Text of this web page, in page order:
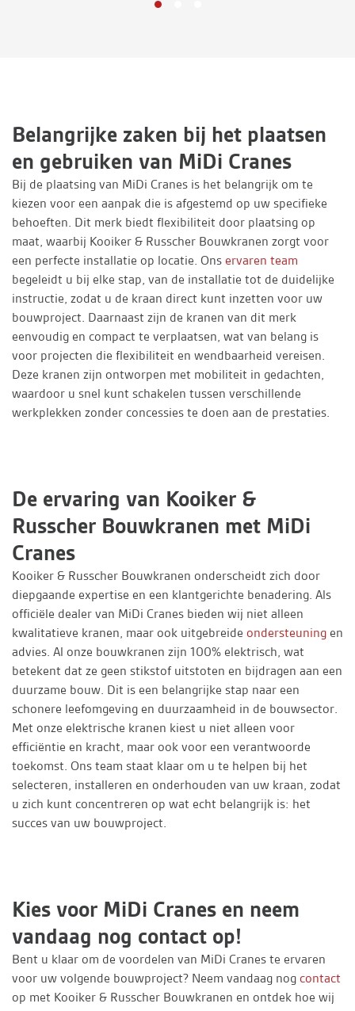
Belangrijke zaken bij het plaatsen
en gebruiken van MiDi Cranes
Bij de plaatsing van MiDi Cranes is het belangrijk om te
kiezen voor een aanpak die is afgestemd op uw specifieke
behoeften. Dit merk biedt flexibiliteit door plaatsing op
maat, waarbij Kooiker & Russcher Bouwkranen zorgt voor
een perfecte installatie op locatie. Ons ervaren team
begeleidt u bij elke stap, van de installatie tot de duidelijke
instructie, zodat u de kraan direct kunt inzetten voor uw
bouwproject. Daarnaast zijn de kranen van dit merk
eenvoudig en compact te verplaatsen, wat van belang is
voor projecten die flexibiliteit en wendbaarheid vereisen.
Deze kranen zijn ontworpen met mobiliteit in gedachten,
waardoor u snel kunt schakelen tussen verschillende
werkplekken zonder concessies te doen aan de prestaties.
De ervaring van Kooiker &
Russcher Bouwkranen met MiDi
Cranes
Kooiker & Russcher Bouwkranen onderscheidt zich door
diepgaande expertise en een klantgerichte benadering. Als
officiële dealer van MiDi Cranes bieden wij niet alleen
kwalitatieve kranen, maar ook uitgebreide ondersteuning en
advies. Al onze bouwkranen zijn 100% elektrisch, wat
betekent dat ze geen stikstof uitstoten en bijdragen aan een
duurzame bouw. Dit is een belangrijke stap naar een
schonere leefomgeving en duurzaamheid in de bouwsector.
Met onze elektrische kranen kiest u niet alleen voor
efficiëntie en kracht, maar ook voor een verantwoorde
toekomst. Ons team staat klaar om u te helpen bij het
selecteren, installeren en onderhouden van uw kraan, zodat
u zich kunt concentreren op wat echt belangrijk is: het
succes van uw bouwproject.
Kies voor MiDi Cranes en neem
vandaag nog contact op!
Bent u klaar om de voordelen van MiDi Cranes te ervaren
voor uw volgende bouwproject? Neem vandaag nog contact
op met Kooiker & Russcher Bouwkranen en ontdek hoe wij